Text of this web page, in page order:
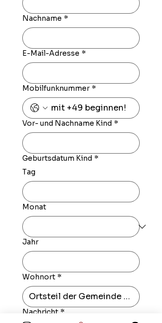
Nachname *
E-Mail-Adresse *
Mobilfunknummer *
Vor- und Nachname Kind *
Geburtsdatum Kind *
Tag
Monat
Jahr
Wohnort *
Nachricht *